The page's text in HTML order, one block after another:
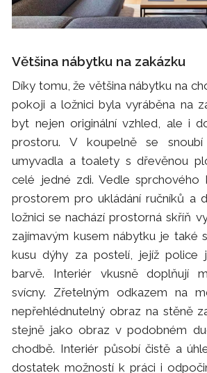
Většina nábytku na zakázku
Díky tomu, že většina nábytku na
pokoji a ložnici byla vyráběna na
byt nejen originální vzhled, ale i
prostoru. V koupelně se
umyvadla a toalety s dřevěnou
celé jedné zdi. Vedle
prostorem pro ukládání ručníků a
ložnici se nachází prostorná skříň
zajímavým kusem nábytku je také
kusu dýhy za postelí, jejíž police
barvě. Interiér vkusně doplňují
svícny. Zřetelným odkazem na
nepřehlédnutelný obraz na stěně
stejně jako obraz v podobném
chodbě. Interiér působí čistě a
dostatek možností k práci i